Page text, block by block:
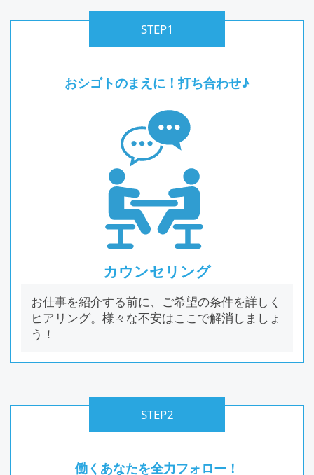
STEP1
おシゴトのまえに！打ち合わせ♪
カウンセリング
お仕事を紹介する前に、ご希望の条件を詳しく
ヒアリング。様々な不安はここで解消しましょ
う！
STEP2
働くあなたを全⼒フォロー！